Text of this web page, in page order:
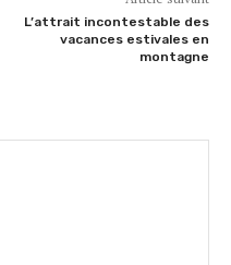
L’attrait incontestable des
vacances estivales en
montagne